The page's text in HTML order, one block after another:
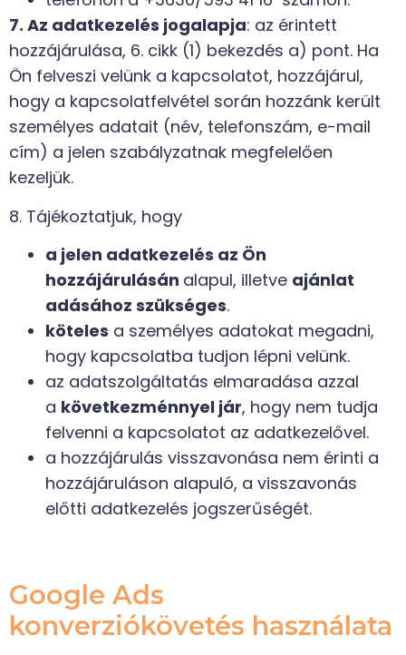
7. Az adatkezelés jogalapja: az érintett
hozzájárulása, 6. cikk (1) bekezdés a) pont. Ha
Ön felveszi velünk a kapcsolatot, hozzájárul,
hogy a kapcsolatfelvétel során hozzánk került
személyes adatait (név, telefonszám, e-mail
cím) a jelen szabályzatnak megfelelően
kezeljük.
8. Tájékoztatjuk, hogy
a jelen adatkezelés az Ön
hozzájárulásán alapul, illetve ajánlat
adásához szükséges.
köteles a személyes adatokat megadni,
hogy kapcsolatba tudjon lépni velünk.
az adatszolgáltatás elmaradása azzal
a következménnyel jár, hogy nem tudja
felvenni a kapcsolatot az adatkezelővel.
a hozzájárulás visszavonása nem érinti a
hozzájáruláson alapuló, a visszavonás
előtti adatkezelés jogszerűségét.
Google Ads
konverziókövetés használata